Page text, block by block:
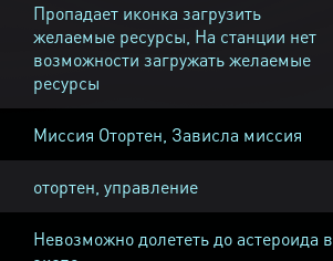
Пропадает иконка загрузить
желаемые ресурсы, На станции нет
возможности загружать желаемые
ресурсы
Миссия Отортен, Зависла миссия
отортен, управление
Невозможно долететь до астероида в